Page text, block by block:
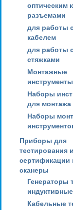
оптическим
разъемами
для работы
кабелем
для работы
стяжками
Монтажные
инструменты
Наборы
для
Наборы
Приборы для
тестирования и
сертификации
сканеры
Генераторы
Кабельные